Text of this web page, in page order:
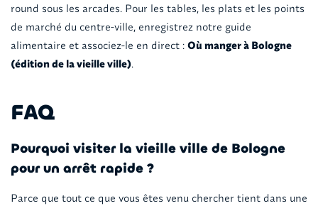
round sous les arcades. Pour les tables, les plats et les points
de marché du centre-ville, enregistrez notre guide
alimentaire et associez-le en direct : Où manger à Bologne
(édition de la vieille ville).
FAQ
Pourquoi visiter la vieille ville de Bologne
pour un arrêt rapide ?
Parce que tout ce que vous êtes venu chercher tient dans une